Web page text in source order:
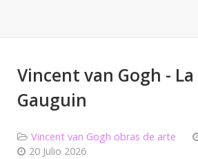
Vincent van Gogh -
Gauguin
Vincent van Gogh obras de arte
20 Julio 2026